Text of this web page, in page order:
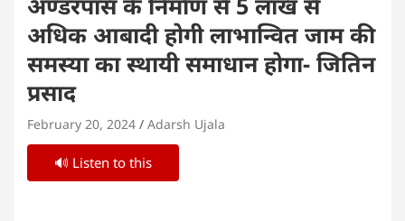
अधिक आबादी होगी लाभान्वित जाम की
समस्या का स्थायी समाधान होगा- जितिन
प्रसाद
February 20, 2024 Adarsh Ujala
🔊 Listen to this